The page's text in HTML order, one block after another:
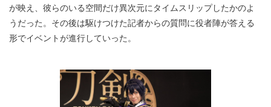
が映え、彼らのいる空間だけ異次元にタイムスリップしたかのよ
うだった。その後は駆けつけた記者からの質問に役者陣が答える
形でイベントが進行していった。